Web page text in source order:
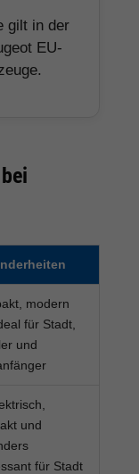
gilt in der
EU-
modern
für Stadt,
und
und
für Stadt